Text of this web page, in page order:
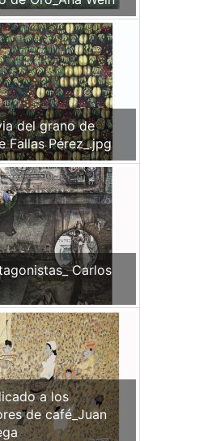
del grano de
Fallas Pérez_.jpg
Carlos
a los
de café_Juan